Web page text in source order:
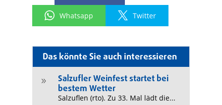
Das könnte Sie auch interessieren
9
Salzufler Weinfest startet bei
bestem Wetter
Salzuflen (rto). Zu 33. Mal lädt die...
Whatsapp Twitter